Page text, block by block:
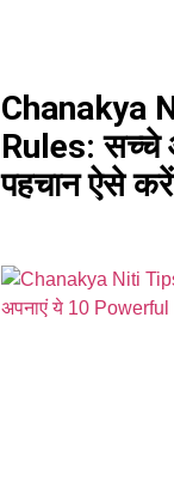
Chanakya
Rules: सच्चे
पहचान ऐसे करें